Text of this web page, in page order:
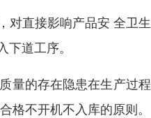
对直接影响产品安 全卫
道工序。
量的存在隐患在生产过
不开机不入库的原则。